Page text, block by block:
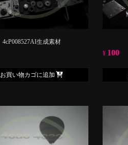
4cP008527AI生成素材
お買い物カゴに追加
¥ 100